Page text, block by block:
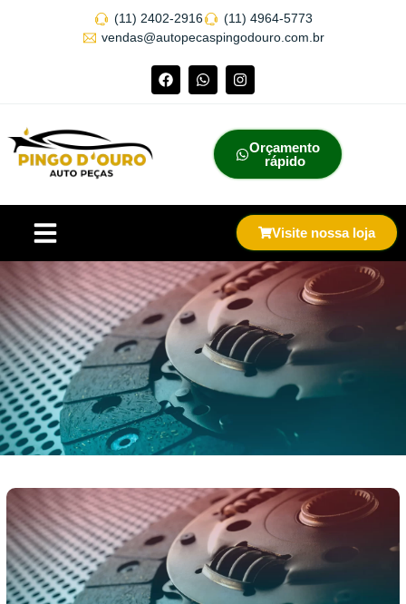
(11) 2402-2916
(11) 4964-5773
vendas@autopecaspingodouro.com.br
Orçamento
rápido
Visite nossa loja